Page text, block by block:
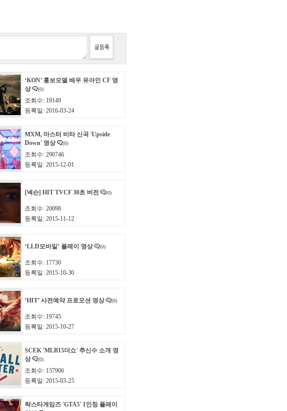
‘KON’ 홍보모델 배우 유아인 CF 영
상
(0)
조회수: 19149
등록일: 2016-03-24
MXM, 마스터 비타 신곡 'Upside
Down' 영상
(0)
조회수: 290746
등록일: 2015-12-01
[넥슨] HIT TVCF 30초 버전 (0)
조회수: 20098
등록일: 2015-11-12
‘LLD모바일’ 플레이 영상 (0)
조회수: 17730
등록일: 2015-10-30
‘HIT’ 사전예약 프로모션 영상 (0)
조회수: 19745
등록일: 2015-10-27
SCEK 'MLB15더쇼' 추신수 소개 영
상
(0)
조회수: 137906
등록일: 2015-03-25
락스타게임즈 'GTA5' 1인칭 플레이